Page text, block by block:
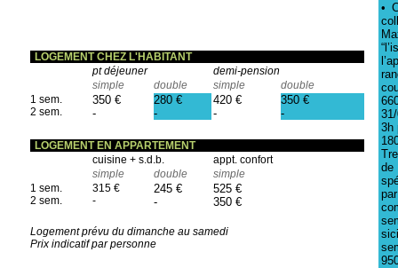
LOGEMENT CHEZ L'HABITANT
pt déjeuner
demi-pension
simple
double simple
double
1 sem.
2 sem.
350 €
-
280 €
-
420 €
-
350 €
-
LOGEMENT EN APPARTEMENT
cuisine + s.d.b.
appt. confort
simple
double simple
1 sem.
2 sem.
315 €
-
245 €
-
525 €
350 €
Logement prévu du dimanche au samedi
Prix indicatif par personne
•
3h
de